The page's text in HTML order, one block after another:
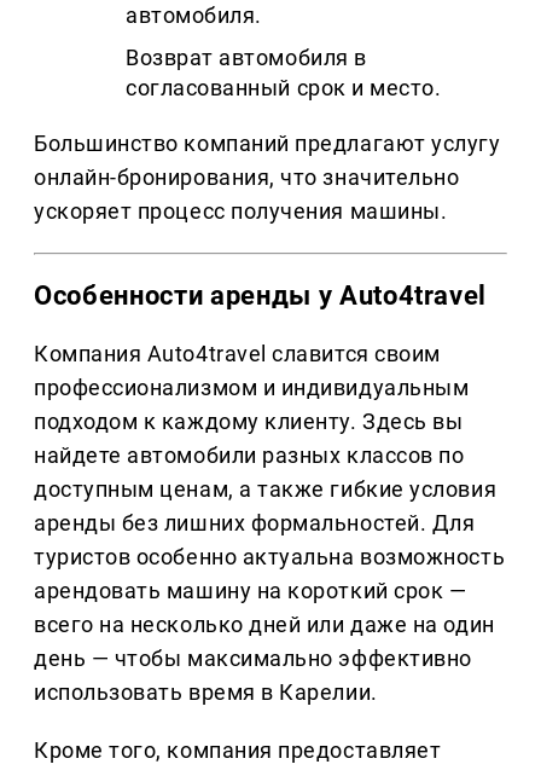
автомобиля.
Возврат автомобиля в
согласованный срок и место.
Большинство компаний предлагают услугу
онлайн-бронирования, что значительно
ускоряет процесс получения машины.
Особенности аренды у Auto4travel
Компания Auto4travel славится своим
профессионализмом и индивидуальным
подходом к каждому клиенту. Здесь вы
найдете автомобили разных классов по
доступным ценам, а также гибкие условия
аренды без лишних формальностей. Для
туристов особенно актуальна возможность
арендовать машину на короткий срок —
всего на несколько дней или даже на один
день — чтобы максимально эффективно
использовать время в Карелии.
Кроме того, компания предоставляет